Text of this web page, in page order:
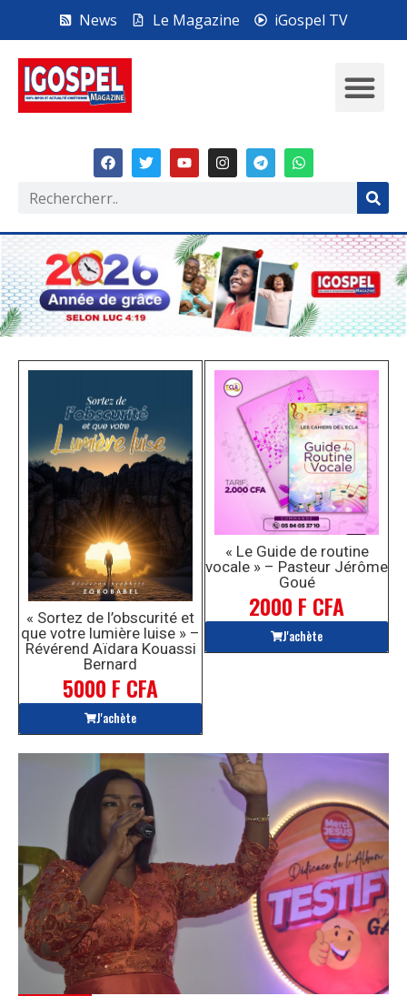
News Le Magazine iGospel TV
« Sortez de l’obscurité et
que votre lumière luise » –
Révérend Aïdara Kouassi
Bernard
5000 F CFA
J'achète
« Le Guide de routine
vocale » – Pasteur Jérôme
Goué
2000 F CFA
J'achète